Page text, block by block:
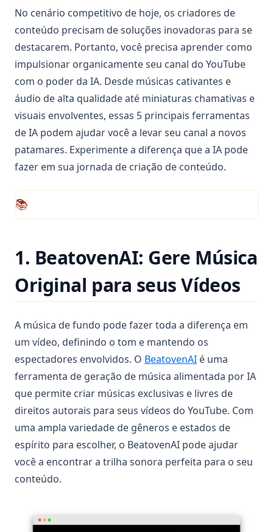
No cenário competitivo de hoje, os criadores de
conteúdo precisam de soluções inovadoras para se
destacarem. Portanto, você precisa aprender como
impulsionar organicamente seu canal do YouTube
com o poder da IA. Desde músicas cativantes e
áudio de alta qualidade até miniaturas chamativas e
visuais envolventes, essas 5 principais ferramentas
de IA podem ajudar você a levar seu canal a novos
patamares. Experimente a diferença que a IA pode
fazer em sua jornada de criação de conteúdo.
📚
1. BeatovenAI: Gere Música
Original para seus Vídeos
A música de fundo pode fazer toda a diferença em
um vídeo, definindo o tom e mantendo os
espectadores envolvidos. O BeatovenAI(opens in a new
é uma
ferramenta de geração de música alimentada por IA
que permite criar músicas exclusivas e livres de
direitos autorais para seus vídeos do YouTube. Com
uma ampla variedade de gêneros e estados de
espírito para escolher, o BeatovenAI pode ajudar
você a encontrar a trilha sonora perfeita para o seu
conteúdo.